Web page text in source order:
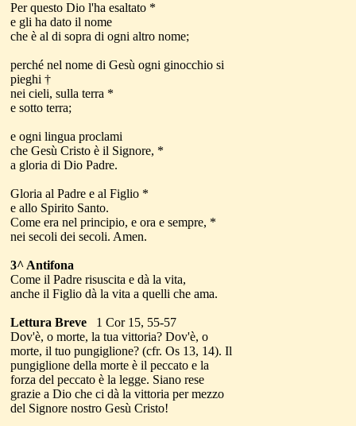
Per questo Dio l'ha esaltato *
e gli ha dato il nome
che è al di sopra di ogni altro nome;
perché nel nome di Gesù ogni ginocchio si
pieghi †
nei cieli, sulla terra *
e sotto terra;
e ogni lingua proclami
che Gesù Cristo è il Signore, *
a gloria di Dio Padre.
Gloria al Padre e al Figlio *
e allo Spirito Santo.
Come era nel principio, e ora e sempre, *
nei secoli dei secoli. Amen.
3^ Antifona
Come il Padre risuscita e dà la vita,
anche il Figlio dà la vita a quelli che ama.
Lettura Breve 1 Cor 15, 55-57
Dov'è, o morte, la tua vittoria? Dov'è, o
morte, il tuo pungiglione? (cfr. Os 13, 14). Il
pungiglione della morte è il peccato e la
forza del peccato è la legge. Siano rese
grazie a Dio che ci dà la vittoria per mezzo
del Signore nostro Gesù Cristo!